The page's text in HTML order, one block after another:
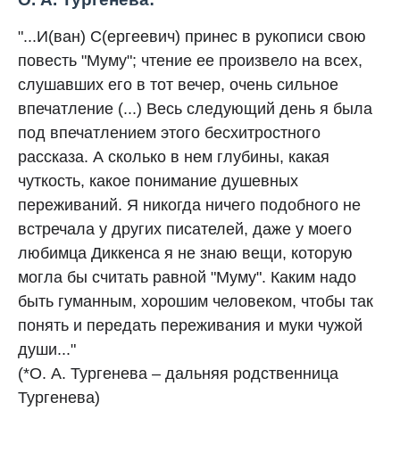
"...И(ван) С(ергеевич) принес в рукописи свою
повесть "Муму"; чтение ее произвело на всех,
слушавших его в тот вечер, очень сильное
впечатление (...) Весь следующий день я была
под впечатлением этого бесхитростного
рассказа. А сколько в нем глубины, какая
чуткость, какое понимание душевных
переживаний. Я никогда ничего подобного не
встречала у других писателей, даже у моего
любимца Диккенса я не знаю вещи, которую
могла бы считать равной "Муму". Каким надо
быть гуманным, хорошим человеком, чтобы так
понять и передать переживания и муки чужой
души..."
(*О. А. Тургенева – дальняя родственница
Тургенева)